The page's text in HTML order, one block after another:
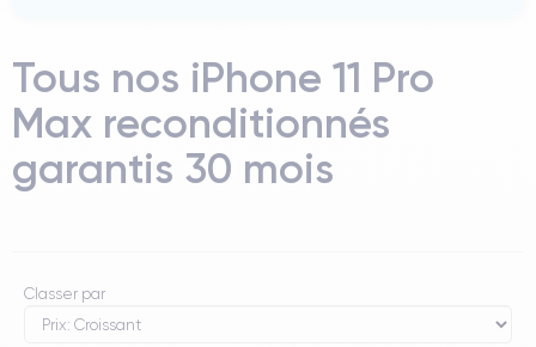
Tous nos iPhone 11 Pro
Max reconditionnés
garantis 30 mois
Classer par